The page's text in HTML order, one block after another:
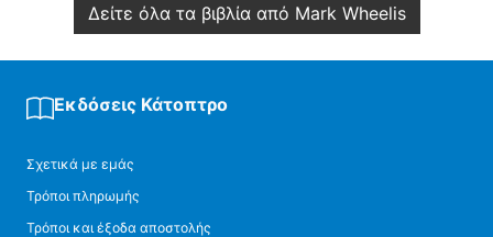
Δείτε όλα τα βιβλία από Mark Wheelis
Εκδόσεις Κάτοπτρο
Σχετικά με εμάς
Τρόποι πληρωμής
Τρόποι και έξοδα αποστολής